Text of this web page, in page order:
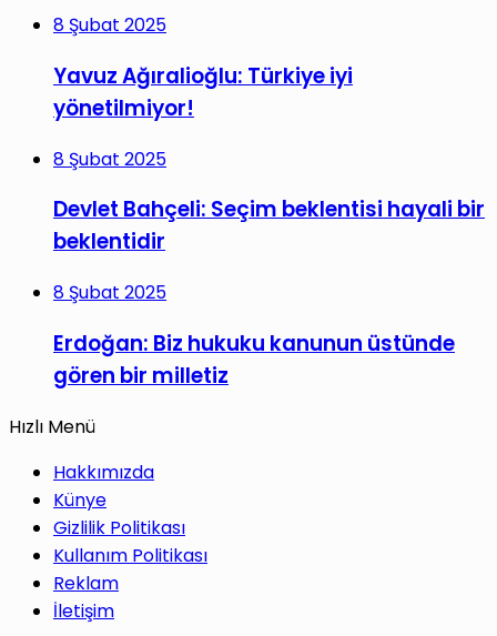
8 Şubat 2025
Yavuz Ağıralioğlu: Türkiye iyi
yönetilmiyor!
8 Şubat 2025
Devlet Bahçeli: Seçim beklentisi hayali bir
beklentidir
8 Şubat 2025
Erdoğan: Biz hukuku kanunun üstünde
gören bir milletiz
Hızlı Menü
Hakkımızda
Künye
Gizlilik Politikası
Kullanım Politikası
Reklam
İletişim